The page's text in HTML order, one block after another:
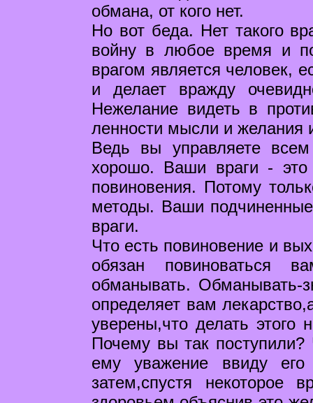
обмана, от кого нет.
Но вот беда. Нет такого
войну в любое время и
врагом является человек,
и делает вражду
Нежелание видеть в
ленности мысли и желания
Ведь вы управляете
хорошо. Ваши враги -
повиновения. Потому
методы. Ваши
враги.
Что есть повиновение и
обязан повиноваться
обманывать. Обманывать-
определяет вам
уверены,что делать этого
Почему вы так поступили?
ему уважение ввиду его
затем,спустя некоторое